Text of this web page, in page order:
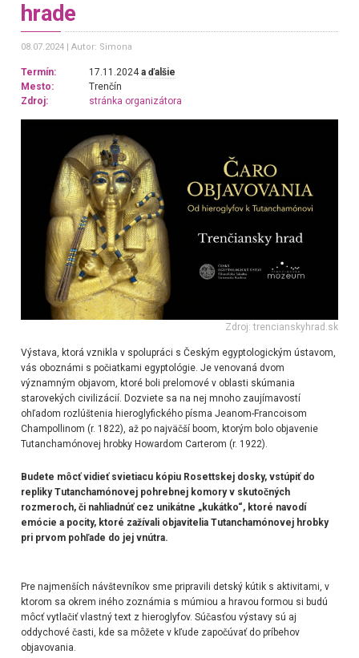
hrade
08.07.2024 Autor: Simona
Termín: 17.11.2024a ďalšie
Mesto:
Trenčín
Zdroj:
stránka organizátora
Zdroj: trencianskyhrad.sk
Výstava, ktorá vznikla v spolupráci s Českým egyptologickým ústavom,
vás oboznámi s počiatkami egyptológie. Je venovaná dvom
významným objavom, ktoré boli prelomové v oblasti skúmania
starovekých civilizácií. Dozviete sa na nej mnoho zaujímavostí
ohľadom rozlúštenia hieroglyfického písma Jeanom-Francoisom
Champollinom (r. 1822), až po najväčší boom, ktorým bolo objavenie
Tutanchamónovej hrobky Howardom Carterom (r. 1922).
Budete môcť vidieť svietiacu kópiu Rosettskej dosky, vstúpiť do
repliky Tutanchamónovej pohrebnej komory v skutočných
rozmeroch, či nahliadnúť cez unikátne „kukátko“, ktoré navodí
emócie a pocity, ktoré zažívali objavitelia Tutanchamónovej hrobky
pri prvom pohľade do jej vnútra.
Pre najmenších návštevníkov sme pripravili detský kútik s aktivitami, v
ktorom sa okrem iného zoznámia s múmiou a hravou formou si budú
môcť vytlačiť vlastný text z hieroglyfov. Súčasťou výstavy sú aj
oddychové časti, kde sa môžete v kľude započúvať do príbehov
objavovania.